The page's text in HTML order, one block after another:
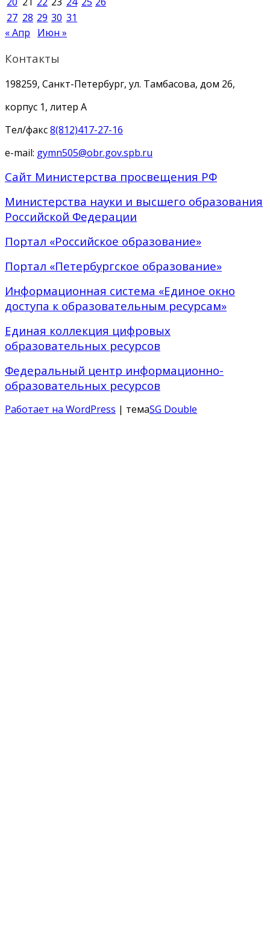
27 28 29 30 31
« Апр
Июн »
Контакты
198259, Санкт-Петербург, ул. Тамбасова, дом 26,
корпус 1, литер А
Тел/факс8(812)417-27-16
e-mail: gymn505@obr.gov.spb.ru
Сайт Министерства просвещения РФ
Министерства науки и высшего образования
Российской Федерации
Портал «Российское образование»
Портал «Петербургское образование»
Информационная система «Единое окно
доступа к образовательным ресурсам»
Единая коллекция цифровых
образовательных ресурсов
Федеральный центр информационно-
образовательных ресурсов
Работает на WordPress | темаSG Double